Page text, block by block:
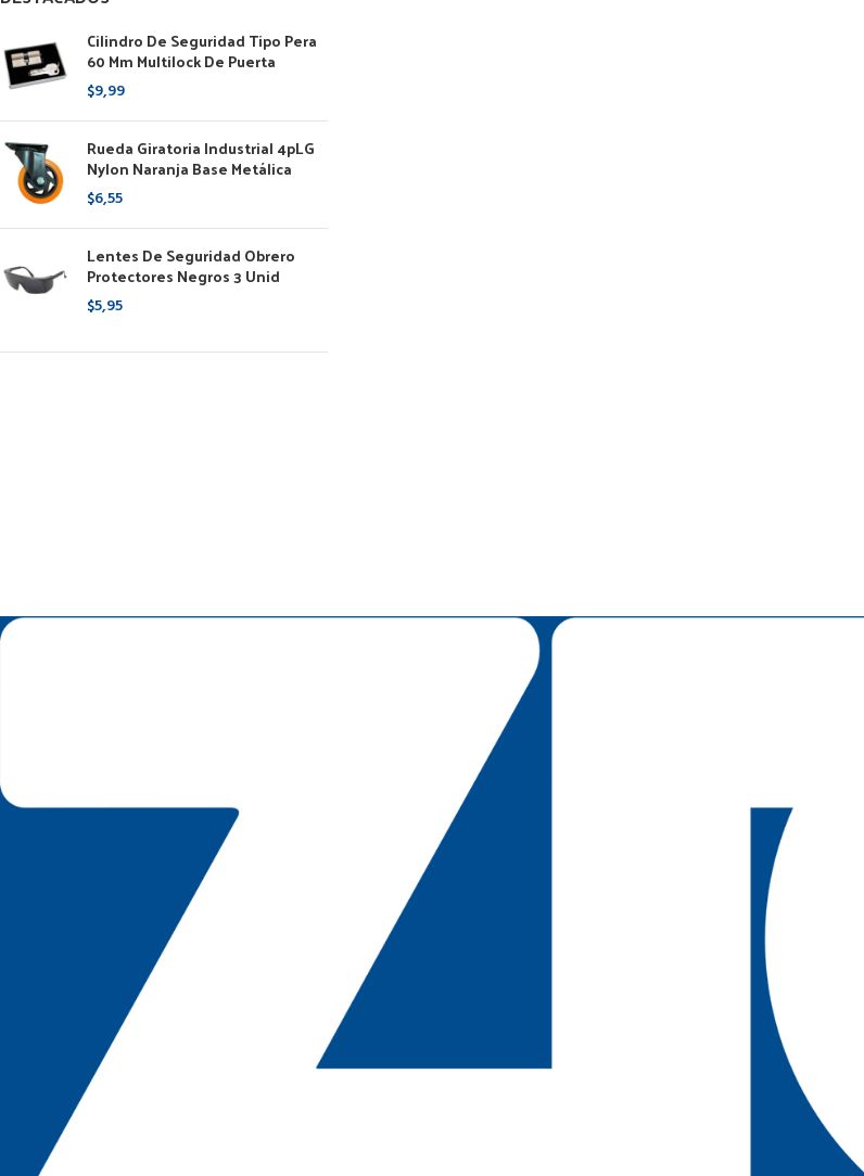
Cilindro De Seguridad Tipo Pera
60 Mm Multilock De Puerta
$9,99
Rueda Giratoria Industrial 4pLG
Nylon Naranja Base Metálica
$6,55
Lentes De Seguridad Obrero
Protectores Negros 3 Unid
$5,95